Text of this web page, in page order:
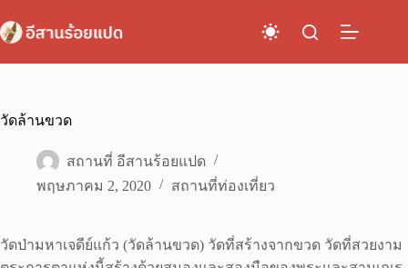
to
content
วัดล้านขวด
สถานที่ อีสานร้อยแปด
พฤษภาคม 2, 2020
สถานที่ท่องเที่ยว
วัดป่ามหาเจดีย์แก้ว (วัดล้านขวด) วัดที่สร้างจากขวด วัดที่สวยงาม